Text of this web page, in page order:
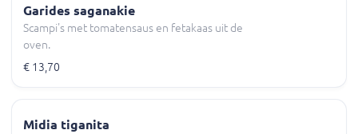
Garides saganakie
Scampi's met tomatensaus en fetakaas uit de
oven.
€ 13,70
Midia tiganita